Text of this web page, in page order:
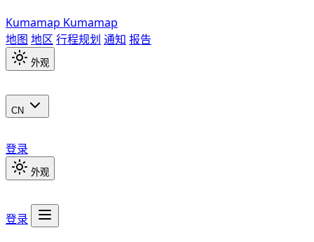
Kumamap Kumamap
地图 地区 行程规划 通知 报告
外观
CN
登录
外观
登录